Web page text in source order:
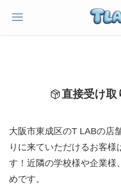
直接受け取
大阪市東成区のT LABの店
りに来ていただけるお客様
す！近隣の学校様や企業様
めです。